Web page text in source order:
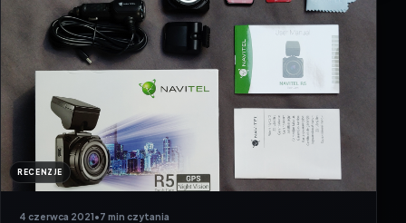
RECENZJE
4 czerwca 2021•7 min czytania